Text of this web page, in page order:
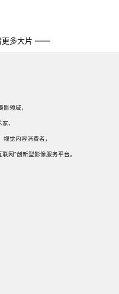
更多大片 ——
领域，
、
觉内容消费者，
网”创新型影像服务平台。